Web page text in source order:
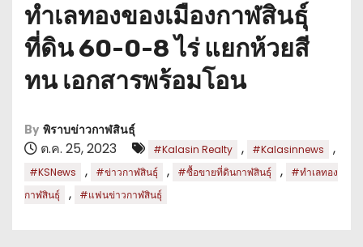
ทำเลทองของเมืองกาฬสินธุ์
ที่ดิน 60-0-8 ไร่ แยกห้วยสี
ทน เอกสารพร้อมโอน
By พิราบข่าวกาฬสินธุ์
ต.ค. 25, 2023 #Kalasin Realty , #Kalasinnews ,
#KSNews , #ข่าวกาฬสินธุ์ , #ซื้อขายที่ดินกาฬสินธุ์ ,
#ทำเลทอง
กาฬสินธุ์
, #แฟนข่าวกาฬสินธุ์